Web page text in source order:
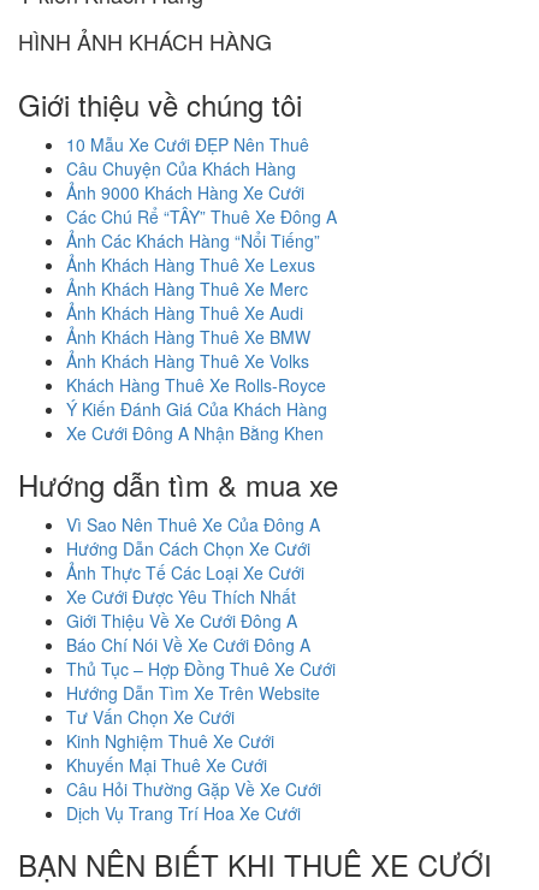
HÌNH ẢNH KHÁCH HÀNG
Giới thiệu về chúng tôi
10 Mẫu Xe Cưới ĐẸP Nên Thuê
Câu Chuyện Của Khách Hàng
Ảnh 9000 Khách Hàng Xe Cưới
Các Chú Rể “TÂY” Thuê Xe Đông A
Ảnh Các Khách Hàng “Nổi Tiếng”
Ảnh Khách Hàng Thuê Xe Lexus
Ảnh Khách Hàng Thuê Xe Merc
Ảnh Khách Hàng Thuê Xe Audi
Ảnh Khách Hàng Thuê Xe BMW
Ảnh Khách Hàng Thuê Xe Volks
Khách Hàng Thuê Xe Rolls-Royce
Ý Kiến Đánh Giá Của Khách Hàng
Xe Cưới Đông A Nhận Bằng Khen
Hướng dẫn tìm & mua xe
Vì Sao Nên Thuê Xe Của Đông A
Hướng Dẫn Cách Chọn Xe Cưới
Ảnh Thực Tế Các Loại Xe Cưới
Xe Cưới Được Yêu Thích Nhất
Giới Thiệu Về Xe Cưới Đông A
Báo Chí Nói Về Xe Cưới Đông A
Thủ Tục – Hợp Đồng Thuê Xe Cưới
Hướng Dẫn Tìm Xe Trên Website
Tư Vấn Chọn Xe Cưới
Kinh Nghiệm Thuê Xe Cưới
Khuyến Mại Thuê Xe Cưới
Câu Hỏi Thường Gặp Về Xe Cưới
Dịch Vụ Trang Trí Hoa Xe Cưới
BẠN NÊN BIẾT KHI THUÊ XE CƯỚI